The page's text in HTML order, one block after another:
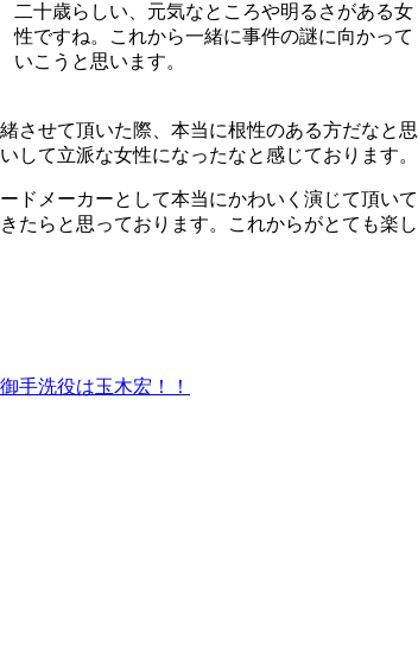
二十歳らしい、元気なところや明るさがある女
性ですね。これから一緒に事件の謎に向かって
いこうと思います。
させて頂いた際、本当に根性のある方だなと思
して立派な女性になったなと感じております。
ドメーカーとして本当にかわいく演じて頂いて
たらと思っております。これからがとても楽し
手洗役は玉木宏！！